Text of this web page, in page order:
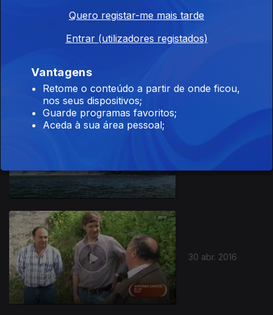
07 mai. 2016
30 abr. 2016
233777
Quero registar-me mais tarde
Entrar (utilizadores registados)
Vantagens
Retome o conteúdo a partir de onde ficou,
nos seus dispositivos;
Guarde programas favoritos;
Aceda à sua área pessoal;